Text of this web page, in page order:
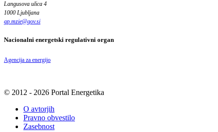
Langusova ulica 4
1000 Ljubljana
gp.mzie@gov.si
Nacionalni energetski regulativni organ
Agencija za energijo
© 2012 - 2026 Portal Energetika
O avtorjih
Pravno obvestilo
Zasebnost